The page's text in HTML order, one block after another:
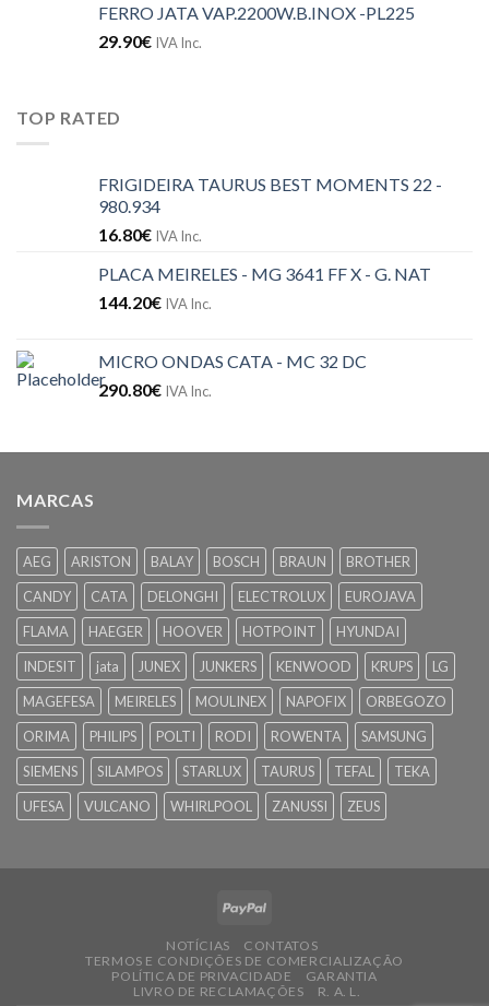
FERRO JATA VAP.2200W.B.INOX -PL225
29.90€ IVA Inc.
TOP RATED
FRIGIDEIRA TAURUS BEST MOMENTS 22 -
980.934
16.80€ IVA Inc.
PLACA MEIRELES - MG 3641 FF X - G. NAT
144.20€ IVA Inc.
MICRO ONDAS CATA - MC 32 DC
290.80€ IVA Inc.
MARCAS
AEG ARISTON BALAY BOSCH BRAUN
BROTHER
CANDY
CATA DELONGHI ELECTROLUX
EUROJAVA
FLAMA
HAEGER HOOVER HOTPOINT
HYUNDAI
INDESIT
jata JUNEX JUNKERS KENWOOD KRUPS
LG
MAGEFESA
MEIRELES MOULINEX NAPOFIX
ORBEGOZO
ORIMA
PHILIPS POLTI RODI ROWENTA
SAMSUNG
SIEMENS
SILAMPOS STARLUX TAURUS TEFAL
TEKA
UFESA
VULCANO WHIRLPOOL ZANUSSI ZEUS
NOTÍCIAS
CONTATOS
TERMOS E CONDIÇÕES DE COMERCIALIZAÇÃO
POLÍTICA DE PRIVACIDADE
GARANTIA
LIVRO DE RECLAMAÇÕES
R. A. L.